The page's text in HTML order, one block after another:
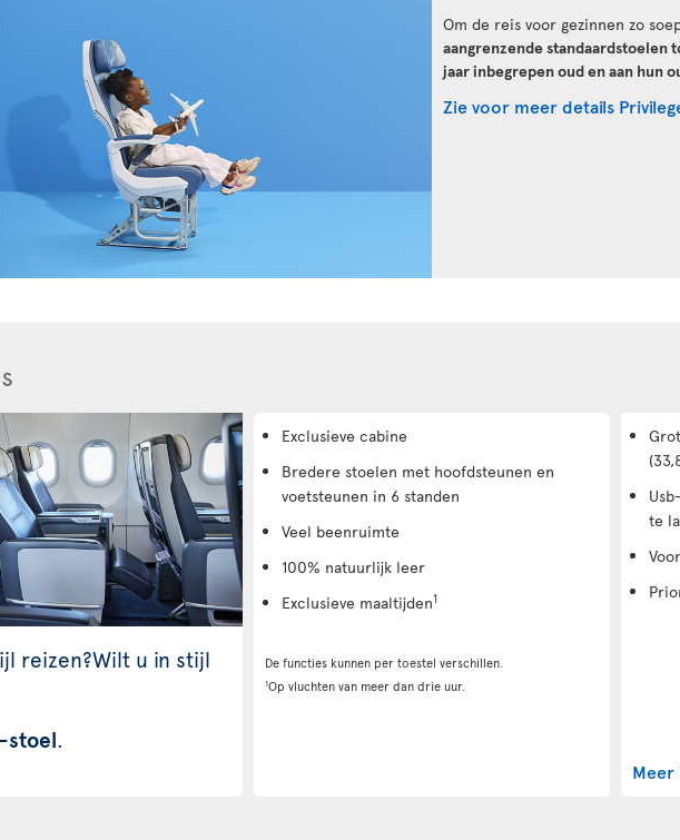
Om de reis voor gezinnen zo
aangrenzende standaardstoelen
jaar inbegrepen oud en aan hun
Zie voor meer details
reizen?Wilt u in stijl
stoel.
Exclusieve cabine
Bredere stoelen met hoofdsteunen en
voetsteunen in 6 standen
Veel beenruimte
100% natuurlijk leer
Exclusieve maaltijden1
De functies kunnen per toestel verschillen.
1Op vluchten van meer dan drie uur.
te